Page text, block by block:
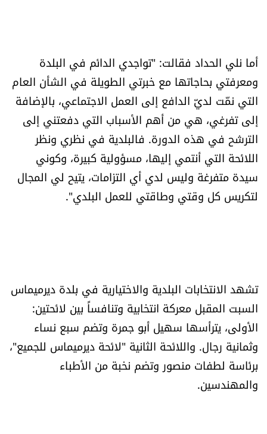
أما نلي الحداد فقالت: "تواجدي الدائم في البلدة
ومعرفتي بحاجاتها مع خبرتي الطويلة في الشأن العام
التي نمّت لديّ الدافع إلى العمل الاجتماعي، بالإضافة
إلى تفرغي، هي من أهم الأسباب التي دفعتني إلى
الترشح في هذه الدورة. فالبلدية في نظري ونظر
اللائحة التي أنتمي إليها، مسؤولية كبيرة، وكوني
سيدة متفرغة وليس لدي أي التزامات، يتيح لي المجال
لتكريس كل وقتي وطاقتي للعمل البلدي".
تشهد الانتخابات البلدية والاختيارية في بلدة ديرميماس
السبت المقبل معركة انتخابية وتنافساً بين لائحتين:
الأولى، يترأسها سهيل أبو جمرة وتضم سبع نساء
وثمانية رجال. واللائحة الثانية "لائحة ديرميماس للجميع"،
برئاسة لطفات منصور وتضم نخبة من الأطباء
والمهندسين.